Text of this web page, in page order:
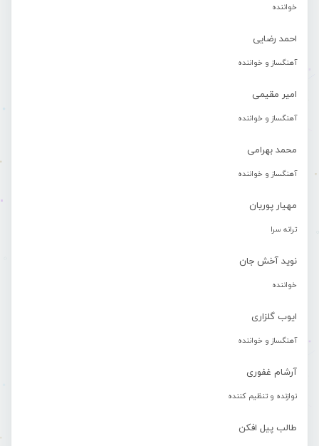
خواننده
احمد رضایی
آهنگساز و خواننده
امیر مقیمی
آهنگساز و خواننده
محمد بهرامی
آهنگساز و خواننده
مهیار پوریان
ترانه سرا
نوید آخش جان
خواننده
ایوب گلزاری
آهنگساز و خواننده
آرشام غفوری
نوازنده و تنظیم کننده
طالب پیل افکن